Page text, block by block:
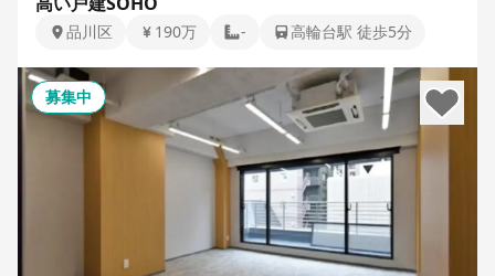
品川区 190万 - 高輪台駅 徒歩5分
募集中